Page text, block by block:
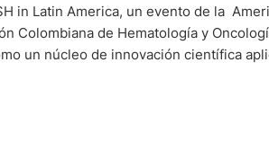
in Latin America, un evento de la
Colombiana de Hematología y
un núcleo de innovación científica